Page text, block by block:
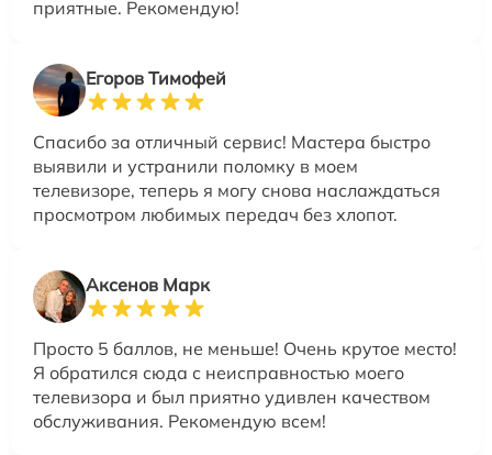
приятные. Рекомендую!
Егоров Тимофей
Спасибо за отличный сервис! Мастера быстро
выявили и устранили поломку в моем
телевизоре, теперь я могу снова наслаждаться
просмотром любимых передач без хлопот.
Аксенов Марк
Просто 5 баллов, не меньше! Очень крутое место!
Я обратился сюда с неисправностью моего
телевизора и был приятно удивлен качеством
обслуживания. Рекомендую всем!